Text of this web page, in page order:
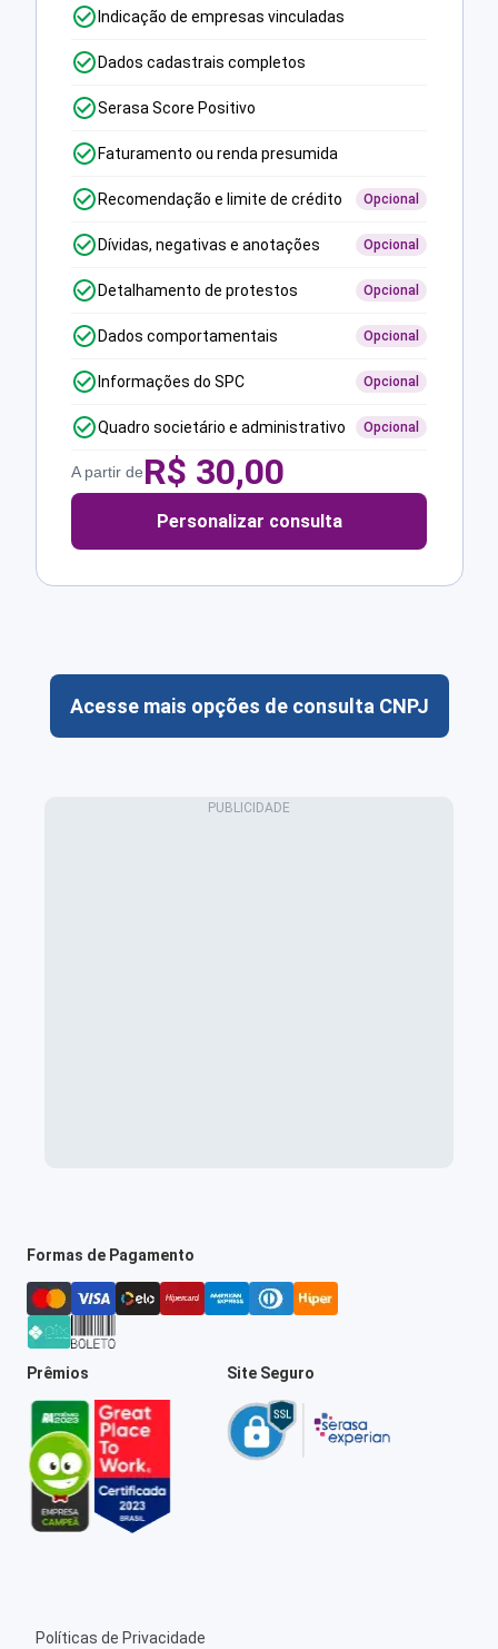
Indicação de empresas vinculadas
Dados cadastrais completos
Serasa Score Positivo
Faturamento ou renda presumida
Recomendação e limite de crédito Opcional
Dívidas, negativas e anotações Opcional
Detalhamento de protestos Opcional
Dados comportamentais Opcional
Informações do SPC Opcional
Quadro societário e administrativo Opcional
A partir deR$ 30,00
Personalizar consulta
Acesse mais opções de consulta CNPJ
Formas de Pagamento
Prêmios Site Seguro
Políticas de Privacidade